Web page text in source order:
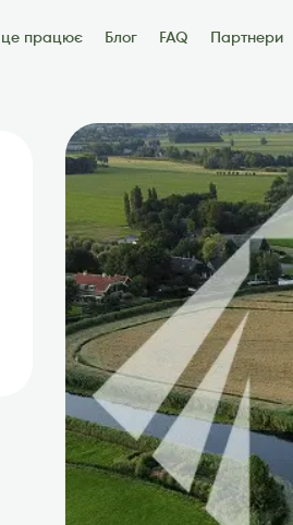
працює Блог FAQ Партнери